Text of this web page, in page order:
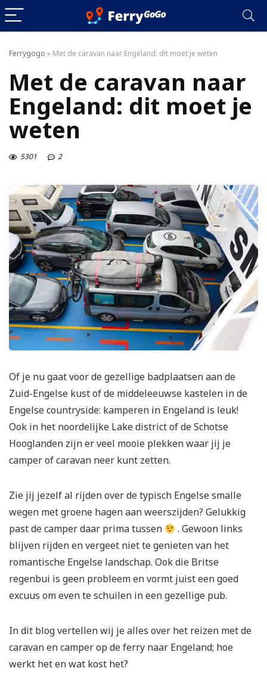
Ferrygogo » Met de caravan naar Engeland: dit moet je weten
Met de caravan naar
Engeland: dit moet je
weten
5301 2
Of je nu gaat voor de gezellige badplaatsen aan de
Zuid-Engelse kust of de middeleeuwse kastelen in de
Engelse countryside: kamperen in Engeland is leuk!
Ook in het noordelijke Lake district of de Schotse
Hooglanden zijn er veel mooie plekken waar jij je
camper of caravan neer kunt zetten.
Zie jij jezelf al rijden over de typisch Engelse smalle
wegen met groene hagen aan weerszijden? Gelukkig
past de camper daar prima tussen
. Gewoon links
blijven rijden en vergeet niet te genieten van het
romantische Engelse landschap. Ook die Britse
regenbui is geen probleem en vormt juist een goed
excuus om even te schuilen in een gezellige pub.
In dit blog vertellen wij je alles over het reizen met de
caravan en camper op de ferry naar Engeland; hoe
werkt het en wat kost het?